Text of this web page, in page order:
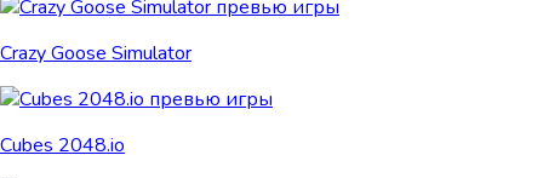
Crazy Goose Simulator
Cubes 2048.io